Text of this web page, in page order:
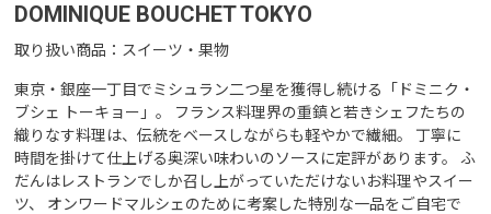
DOMINIQUE BOUCHET TOKYO
取り扱い商品 スイーツ・果物
東京・銀座一丁目でミシュラン二つ星を獲得し続ける「ドミニク・
ブシェ トーキョー」。 フランス料理界の重鎮と若きシェフたちの
織りなす料理は、伝統をベースしながらも軽やかで繊細。 丁寧に
時間を掛けて仕上げる奥深い味わいのソースに定評があります。 ふ
だんはレストランでしか召し上がっていただけないお料理やスイー
ツ、 オンワードマルシェのために考案した特別な一品をご自宅で